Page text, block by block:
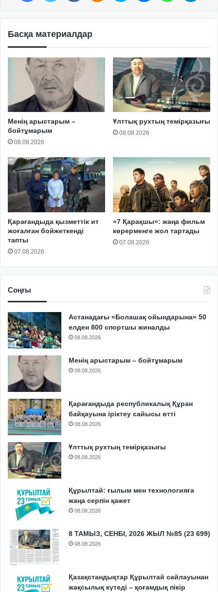
Басқа материалдар
Менің арыстарым –
бойтұмарым
08.08.2026
Ұлттық рухтың темірқазығы
08.08.2026
Қарағандыда қызметтік ит
жоғалған бойжеткенді
тапты
07.08.2026
«7 Қарақшы»: жаңа фильм
көрерменге жол тартады
07.08.2026
Соңғы
Астанадағы «Болашақ ойындарына» 50
елден 800 спортшы жиналды
08.08.2026
Менің арыстарым – бойтұмарым
08.08.2026
Қарағандыда республикалық Құран
байқауына іріктеу сайысы өтті
08.08.2026
Ұлттық рухтың темірқазығы
08.08.2026
Құрылтай: ғылым мен технологияға
жаңа серпін қажет
08.08.2026
8 ТАМЫЗ, СЕНБІ, 2026 ЖЫЛ №85 (23 699)
08.08.2026
Қазақстандықтар Құрылтай сайлауынан
жақсылық күтеді – қоғамдық пікір